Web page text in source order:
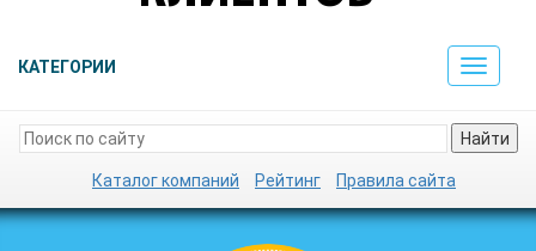
КАТЕГОРИИ
Toggle
Найти
Каталог компаний Рейтинг Правила сайта